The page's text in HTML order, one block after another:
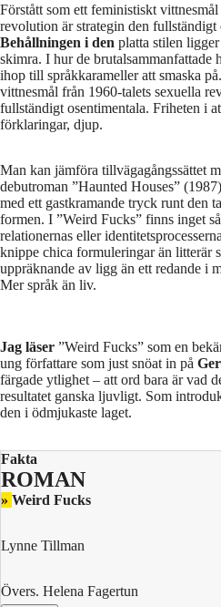
Förstått som ett feministiskt
revolution är strategin den fullständigt
Behållningen i den platta stilen
skimra. I hur de brutalsammanfattade
ihop till språkkarameller att smaska
vittnesmål från 1960-talets sexuella
fullständigt osentimentala. Friheten i
förklaringar, djup.
Man kan jämföra tillvägagångssättet
debutroman ”Haunted Houses”
med ett gastkramande tryck runt den
formen. I ”Weird Fucks” finns inget
relationernas eller
knippe chica formuleringar än litterär
uppräknande av ligg än ett redande i
Mer språk än liv.
Jag läser ”Weird Fucks” som en
ung författare som just snöat in på
färgade ytlighet – att ord bara är vad
resultatet ganska ljuvligt. Som
den i ödmjukaste laget.
Fakta
ROMAN
» Weird Fucks
Lynne Tillman
Övers. Helena Fagertun